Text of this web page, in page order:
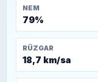
NEM
79%
RÜZGAR
18,7 km/sa